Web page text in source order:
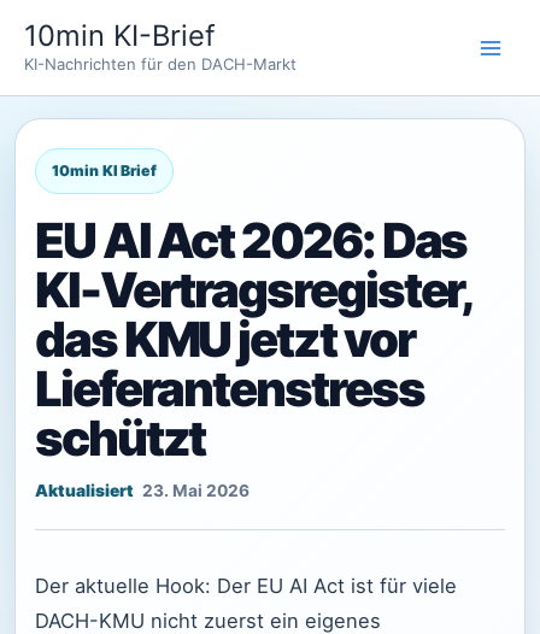
Inhalt
springen
10min KI-Brief
KI-Nachrichten für den DACH-Markt
EU AI Act 2026: Das
KI-Vertragsregister,
das KMU jetzt vor
Lieferantenstress
schützt
23. Mai 2026
Der aktuelle Hook: Der EU AI Act ist für viele
DACH-KMU nicht zuerst ein eigenes